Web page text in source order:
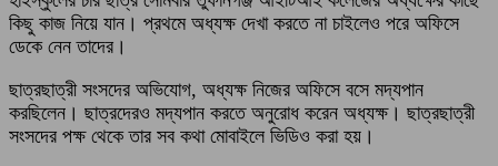
কিছু কাজ নিয়ে যান। প্রথমে অধ্যক্ষ দেখা করতে না চাইলেও পরে অফিসে
ডেকে নেন তাদের।
ছাত্রছাত্রী সংসদের অভিযোগ, অধ্যক্ষ নিজের অফিসে বসে মদ্যপান
করছিলেন। ছাত্রদেরও মদ্যপান করতে অনুরোধ করেন অধ্যক্ষ। ছাত্রছাত্রী
সংসদের পক্ষ থেকে তার সব কথা মোবাইলে ভিডিও করা হয়।